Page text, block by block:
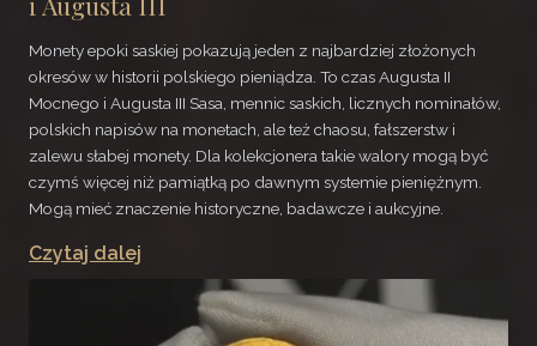
Monety epoki saskiej pokazują jeden z najbardziej złożonych
okresów w historii polskiego pieniądza. To czas Augusta II
Mocnego i Augusta III Sasa, mennic saskich, licznych nominałów,
polskich napisów na monetach, ale też chaosu, fałszerstw i
zalewu słabej monety. Dla kolekcjonera takie walory mogą być
czymś więcej niż pamiątką po dawnym systemie pieniężnym.
Mogą mieć znaczenie historyczne, badawcze i aukcyjne.
Czytaj dalej